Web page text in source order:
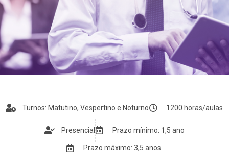
Turnos: Matutino, Vespertino e Noturno 1200 horas/aulas
Presencial Prazo mínimo: 1,5 ano
Prazo máximo: 3,5 anos.